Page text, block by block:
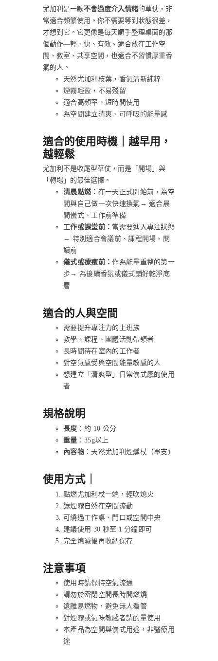
尤加利是一款不會過度介入情緒的草仗，非
常適合頻繁使用。你不需要等到狀態很差，
才想到它。它更像是每天順手整理桌面的那
個動作—輕、快、有效。適合放在工作空
間、教室、共享空間，也適合不習慣厚重香
氣的人。
天然尤加利枝葉，香氣清新純粹
煙霧輕盈，不易殘留
適合高頻率、短時間使用
為空間建立清爽、可呼吸的能量感
適合的使用時機｜越早用，
越輕鬆
尤加利不是收尾型草仗，而是「開場」與
「轉場」的最佳選擇。
清晨點燃： 在一天正式開始前，為空
間與自己做一次快速換氣→ 適合晨
間儀式、工作前準備
工作或課堂前： 當需要進入專注狀態
→ 特別適合會議前、課程開場、閱
讀前
儀式或療癒前：作為能量重整的第一
步→ 為後續香氛或儀式鋪好乾淨底
層
適合的人與空間
需要提升專注力的上班族
教學、課程、團體活動帶領者
長時間待在室內的工作者
對空氣感受與空間能量敏感的人
想建立「清爽型」日常儀式感的使用
者
規格說明
長度 ：約 10 公分
重量 ：35g以上
內容物：天然尤加利煙燻杖（單支）
使用方式｜
點燃尤加利杖一端，輕吹熄火
讓煙霧自然在空間流動
可繞過工作桌、門口或空間中央
建議使用 30 秒至 1 分鐘即可
完全熄滅後再收納保存
注意事項
使用時請保持空氣流通
請勿於密閉空間長時間燃燒
遠離易燃物，避免無人看管
對煙霧或氣味敏感者請酌量使用
本產品為空間與儀式用途，非醫療用
途